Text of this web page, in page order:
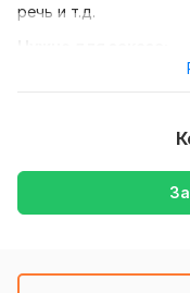
речь и т.д.
Фото текста или
СВЯЗЬ СО МНОЙ В ТГ
Тематика: Работа,
Язык перевода: